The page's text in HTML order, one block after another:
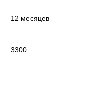
12 месяцев
3300